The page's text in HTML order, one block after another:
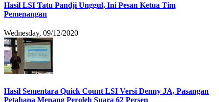
Hasil LSI Tatu Pandji Unggul, Ini Pesan Ketua Tim
Pemenangan
Wednesday, 09/12/2020
Hasil Sementara Quick Count LSI Versi Denny JA, Pasangan
Petahana Menang Peroleh Suara 62 Persen